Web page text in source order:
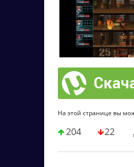
На этой странице вы
204 22